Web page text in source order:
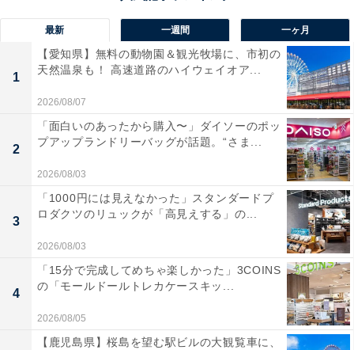
最新 一週間 一ヶ月
1
【愛知県】無料の動物園＆観光牧場に、市初の
天然温泉も！ 高速道路のハイウェイオア...
2026/08/07
2
「面白いのあったから購入〜」ダイソーのポッ
プアップランドリーバッグが話題。“さま...
2026/08/03
3
「1000円には見えなかった」スタンダードプ
ロダクツのリュックが「高見えする」の...
2026/08/03
4
「15分で完成してめちゃ楽しかった」3COINS
の「モールドールトレカケースキッ...
2026/08/05
【鹿児島県】桜島を望む駅ビルの大観覧車に、